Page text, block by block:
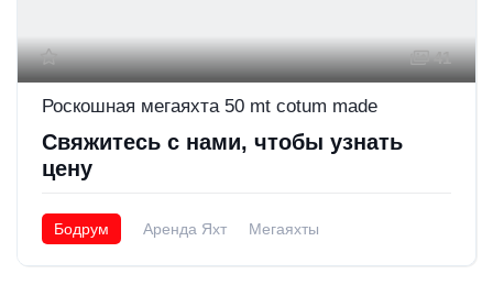
41
Роскошная мегаяхта 50 mt cotum made
Свяжитесь с нами, чтобы узнать
цену
Бодрум Аренда Яхт Мегаяхты